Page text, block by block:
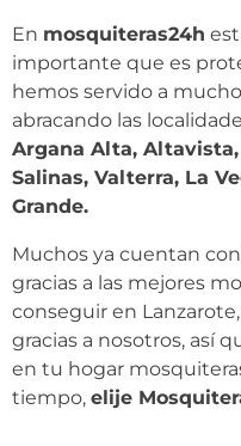
En mosquiteras24h
importante que es
hemos servido a
abracando las
Argana Alta,
Salinas, Valterra, La
Grande.
Muchos ya cuentan
gracias a las mejores
conseguir en
gracias a nosotros, así
en tu hogar
tiempo, elije